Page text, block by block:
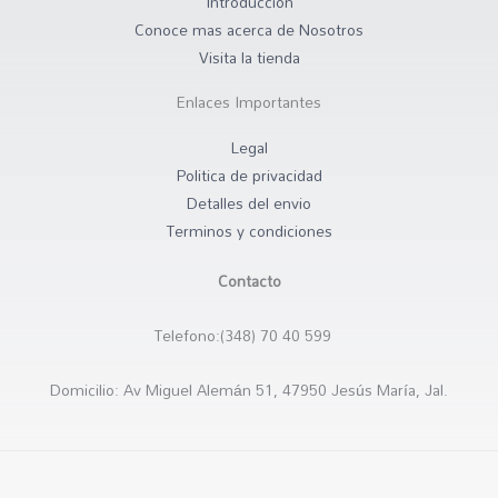
k
-
a
m
k
e
t
Conoce mas acerca de Nosotros
Visita la tienda
Enlaces Importantes
Legal
Politica de privacidad
Detalles del envio
Terminos y condiciones
Contacto
Telefono:(348) 70 40 599
Domicilio: Av Miguel Alemán 51, 47950 Jesús María, Jal.